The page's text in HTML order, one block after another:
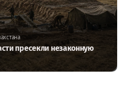
пресекли незаконную